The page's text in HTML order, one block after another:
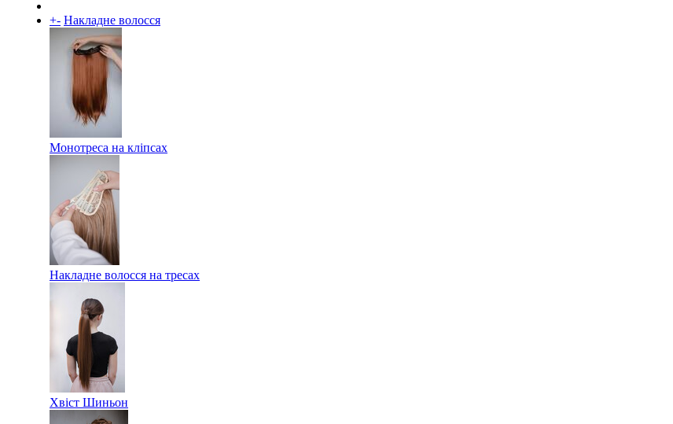
+- Накладне волосся
Монотреса на кліпсах
Накладне волосся на тресах
Хвіст Шиньон